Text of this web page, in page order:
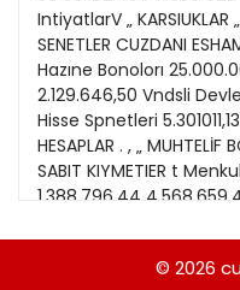
Turizm Eki
Yerel Yönetimler
1984
1983
1982
1981
1980
27
28
29
30
IntiyatlarV „ KARSIUKLAR
SENETLER CUZDANI
Hazıne Bonolorı
2.129.646,50 Vndsli
Hisse Spnetleri
HESAPLAR . , „ MUHTELİF
SABIT KIYMETIER t
1.388.796,44
164.483.655 584.156
Mevduatı *..vs Dığer
© 2026